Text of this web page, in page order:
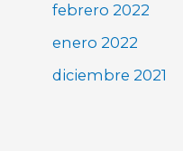
febrero 2022
enero 2022
diciembre 2021